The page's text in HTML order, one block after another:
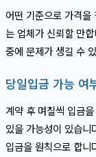
어떤 기준으로 가격
는 업체가 신뢰할 만
중에 문제가 생길 수
당일입금 가능 여
계약 후 며칠씩 입금
있을 가능성이 있습
입금을 원칙으로 합니